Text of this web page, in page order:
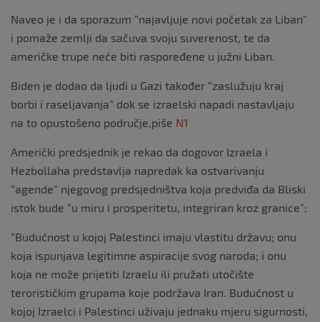
Naveo je i da sporazum “najavljuje novi početak za Liban”
i pomaže zemlji da sačuva svoju suverenost, te da
američke trupe neće biti raspoređene u južni Liban.
Biden je dodao da ljudi u Gazi također “zaslužuju kraj
borbi i raseljavanja” dok se izraelski napadi nastavljaju
na to opustošeno područje,piše N1
Američki predsjednik je rekao da dogovor Izraela i
Hezbollaha predstavlja napredak ka ostvarivanju
“agende” njegovog predsjedništva koja predviđa da Bliski
istok bude “u miru i prosperitetu, integriran kroz granice”:
“Budućnost u kojoj Palestinci imaju vlastitu državu; onu
koja ispunjava legitimne aspiracije svog naroda; i onu
koja ne može prijetiti Izraelu ili pružati utočište
terorističkim grupama koje podržava Iran. Budućnost u
kojoj Izraelci i Palestinci uživaju jednaku mjeru sigurnosti,